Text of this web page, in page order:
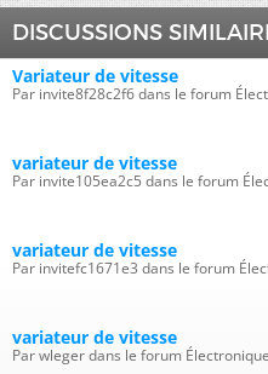
DISCUSSIONS
Variateur de vitesse
Par invite8f28c2f6 dans le forum
variateur de vitesse
Par invite105ea2c5 dans le forum
variateur de vitesse
Par invitefc1671e3 dans le forum
variateur de vitesse
Par wleger dans le forum Électronique